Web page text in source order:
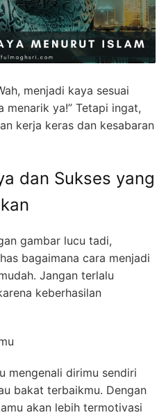
menjadi kaya sesuai
menarik ya!” Tetapi ingat,
kerja keras dan kesabaran
dan Sukses yang
gambar lucu tadi,
bagaimana cara menjadi
Jangan terlalu
keberhasilan
mengenali dirimu sendiri
bakat terbaikmu. Dengan
akan lebih termotivasi